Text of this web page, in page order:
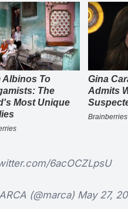
6acOCZLpsU
(@marca) May 27,